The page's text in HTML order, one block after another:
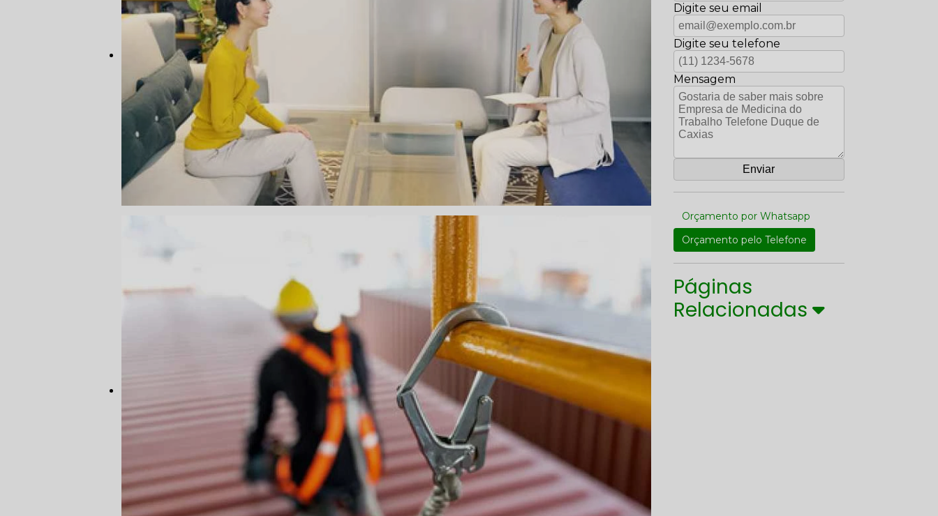
Digite seu email
Digite seu telefone
Mensagem
Orçamento por Whatsapp
Orçamento pelo Telefone
Páginas
Relacionadas